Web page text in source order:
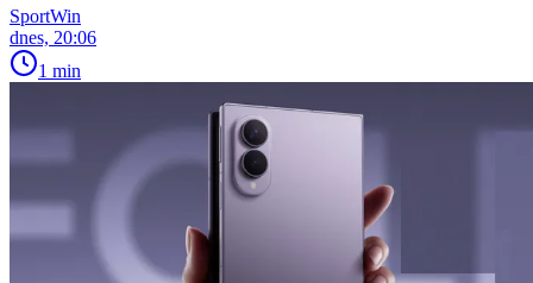
SportWin
dnes, 20:06
1 min